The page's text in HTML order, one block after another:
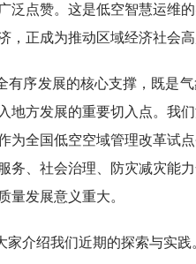
泛点赞。这是低空智慧运维
正成为推动区域经济社会高
有序发展的核心支撑，既是
地方发展的重要切入点。我
为全国低空空域管理改革试
务、社会治理、防灾减灾能
量发展意义重大。
介绍我们近期的探索与实践